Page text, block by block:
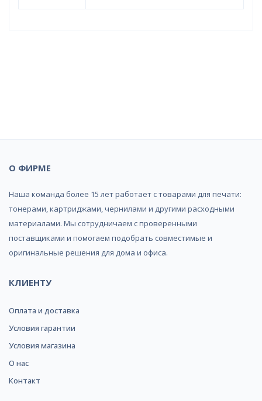
О ФИРМЕ
Наша команда более 15 лет работает с товарами для печати:
тонерами, картриджами, чернилами и другими расходными
материалами. Мы сотрудничаем с проверенными
поставщиками и помогаем подобрать совместимые и
оригинальные решения для дома и офиса.
КЛИЕНТУ
Оплата и доставка
Условия гарантии
Условия магазина
О нас
Контакт